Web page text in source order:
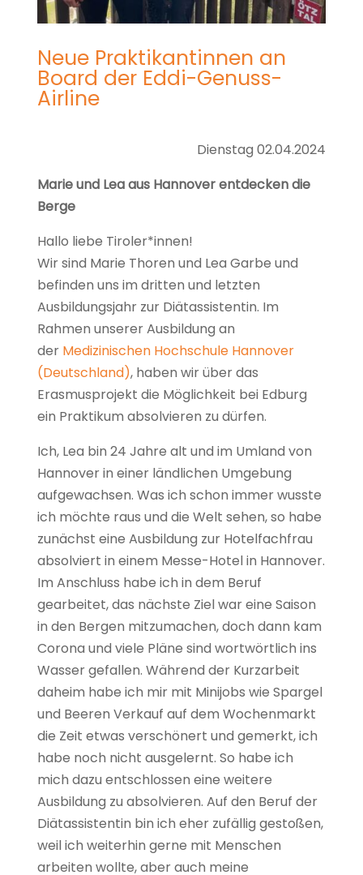
Neue Praktikantinnen an
Board der Eddi-Genuss-
Airline
Dienstag 02.04.2024
Marie und Lea aus Hannover entdecken die
Berge
Hallo liebe Tiroler*innen!
Wir sind Marie Thoren und Lea Garbe und
befinden uns im dritten und letzten
Ausbildungsjahr zur Diätassistentin. Im
Rahmen unserer Ausbildung an
der Medizinischen Hochschule Hannover
(Deutschland), haben wir über das
Erasmusprojekt die Möglichkeit bei Edburg
ein Praktikum absolvieren zu dürfen.
Ich, Lea bin 24 Jahre alt und im Umland von
Hannover in einer ländlichen Umgebung
aufgewachsen. Was ich schon immer wusste
ich möchte raus und die Welt sehen, so habe
zunächst eine Ausbildung zur Hotelfachfrau
absolviert in einem Messe-Hotel in Hannover.
Im Anschluss habe ich in dem Beruf
gearbeitet, das nächste Ziel war eine Saison
in den Bergen mitzumachen, doch dann kam
Corona und viele Pläne sind wortwörtlich ins
Wasser gefallen. Während der Kurzarbeit
daheim habe ich mir mit Minijobs wie Spargel
und Beeren Verkauf auf dem Wochenmarkt
die Zeit etwas verschönert und gemerkt, ich
habe noch nicht ausgelernt. So habe ich
mich dazu entschlossen eine weitere
Ausbildung zu absolvieren. Auf den Beruf der
Diätassistentin bin ich eher zufällig gestoßen,
weil ich weiterhin gerne mit Menschen
arbeiten wollte, aber auch meine